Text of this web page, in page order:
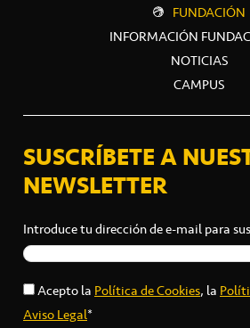
FUNDACIÓN
INFORMACIÓN
NOTICIAS
CAMPUS
SUSCRÍBETE A
NEWSLETTER
Introduce tu dirección de e-mail para
Acepto laPolítica de Cookies, la
Aviso Legal*